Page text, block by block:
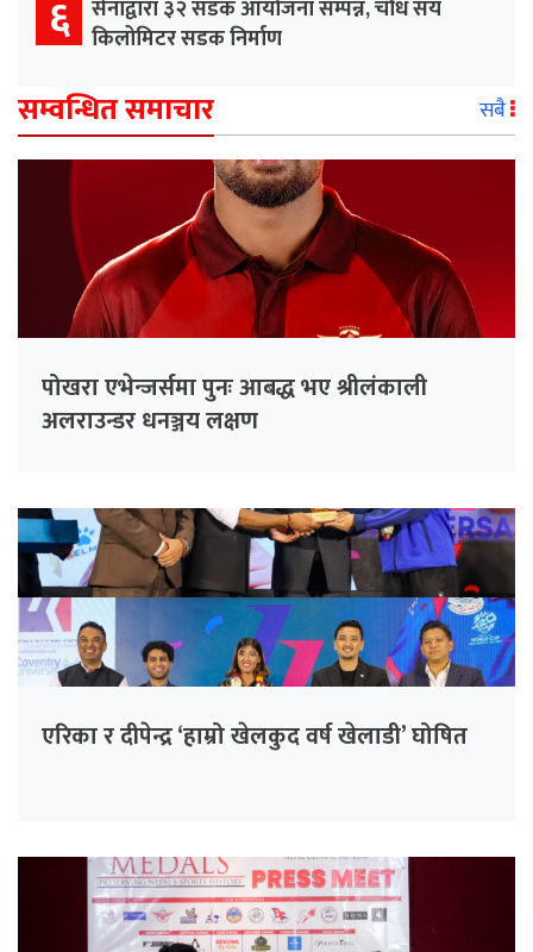
६ सेनाद्वारा ३२ सडक आयोजना सम्पन्न, चौध सय
किलोमिटर सडक निर्माण
सम्वन्धित समाचार सबै
पोखरा एभेन्जर्समा पुनः आबद्ध भए श्रीलंकाली
अलराउन्डर धनञ्जय लक्षण
एरिका र दीपेन्द्र ‘हाम्रो खेलकुद वर्ष खेलाडी’ घोषित